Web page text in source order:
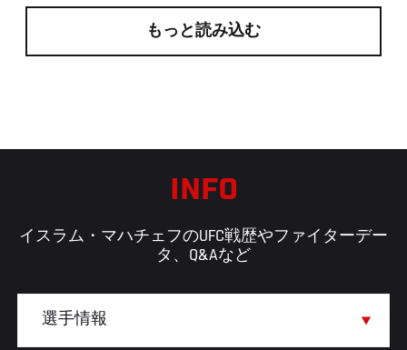
もっと読み込む
INFO
イスラム・マハチェフのUFC戦歴やファイターデー
タ、Q&Aなど